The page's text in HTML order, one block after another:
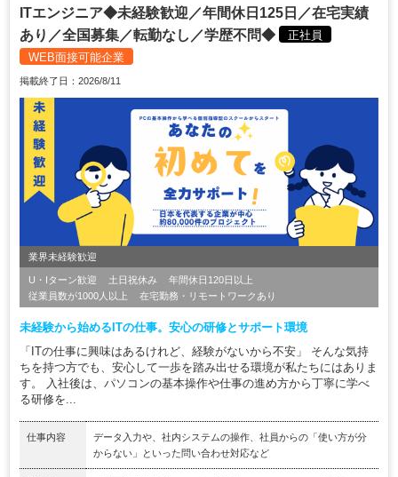
ITエンジニア◆未経験歓迎／年間休日125日／在宅実績
あり／全国募集／転勤なし／学歴不問◆
正社員
WEB面接可能企業
掲載終了日：2026/8/11
業界未経験歓迎
U・Iターン歓迎 土日祝休み
年間休日120日以上
従業員数が1000人以上
在宅勤務・リモートワークあり
未経験から始めるITの仕事。安心の研修とサポート環境
「ITの仕事に興味はあるけれど、経験がないから不安」 そんな気持
ちを持つ方でも、安心して一歩を踏み出せる環境が私たちにはありま
す。 入社後は、パソコンの基本操作や仕事の進め方から丁寧に学べ
る研修を...
仕事内容
データ入力や、社内システムの操作、社員からの「使い方が分
からない」といった問い合わせ対応など